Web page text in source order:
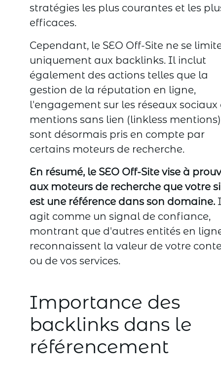
stratégies les plus courantes et les
efficaces.
Cependant, le SEO Off-Site ne se
uniquement aux backlinks. Il inclut
également des actions telles que la
gestion de la réputation en ligne,
l'engagement sur les réseaux sociaux
mentions sans lien (linkless
sont désormais pris en compte par
certains moteurs de recherche.
En résumé, le SEO Off-Site vise à
aux moteurs de recherche que votre
est une référence dans son domaine.
agit comme un signal de confiance,
montrant que d'autres entités en
reconnaissent la valeur de votre
ou de vos services.
Importance des
backlinks dans le
référencement